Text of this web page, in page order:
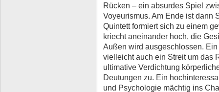
Rücken – ein absurdes Spiel
Voyeurismus. Am Ende ist dann
Quintett formiert sich zu einem
kriecht aneinander hoch, die
Außen wird ausgeschlossen.
vielleicht auch ein Streit um das
ultimative Verdichtung
Deutungen zu. Ein
und Psychologie mächtig ins